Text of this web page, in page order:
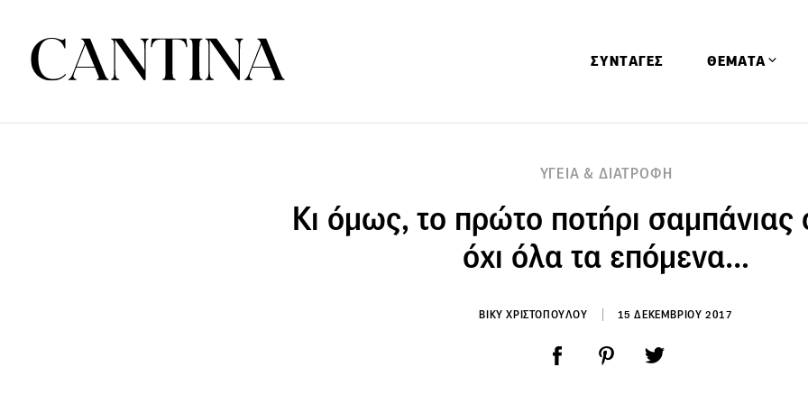
ΣΥΝΤΑΓΕΣ ΘΕΜΑΤΑ
Ειδήσεις
ΥΓΕΙΑ & ΔΙΑΤΡΟΦΗ
Κι όμως, το πρώτο ποτήρι σαμπάνιας
όχι όλα τα επόμενα…
ΒΙΚΥ ΧΡΙΣΤΟΠΟΥΛΟΥ 15 ΔΕΚΕΜΒΡΙΟΥ 2017